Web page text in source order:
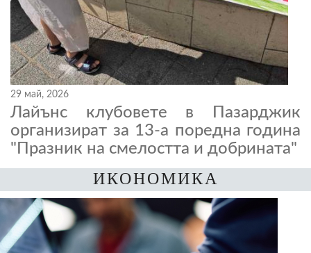
29 май, 2026
Лайънс клубовете в Пазарджик
организират за 13-а поредна година
"Празник на смелостта и добрината"
ИКОНОМИКА